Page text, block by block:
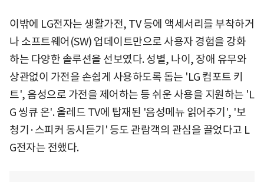
이밖에 LG전자는 생활가전, TV 등에 액세서리를 부착하거
나 소프트웨어(SW) 업데이트만으로 사용자 경험을 강화
하는 다양한 솔루션을 선보였다. 성별, 나이, 장애 유무와
상관없이 가전을 손쉽게 사용하도록 돕는 'LG 컴포트 키
트', 음성으로 가전을 제어하는 등 쉬운 사용을 지원하는 'L
G 씽큐 온'. 올레드 TV에 탑재된 '음성메뉴 읽어주기', '보
청기·스피커 동시듣기' 등도 관람객의 관심을 끌었다고 L
G전자는 전했다.